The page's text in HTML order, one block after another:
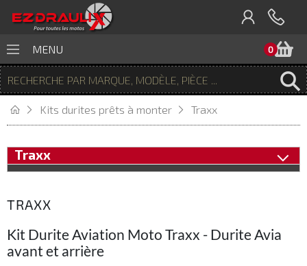
0
MENU
Kits durites prêts à monter Traxx
Traxx
TRAXX
Kit Durite Aviation Moto Traxx - Durite Avia
avant et arrière